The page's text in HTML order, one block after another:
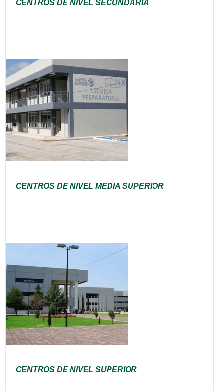
CENTROS DE NIVEL SECUNDARIA
CENTROS DE NIVEL MEDIA SUPERIOR
CENTROS DE NIVEL SUPERIOR